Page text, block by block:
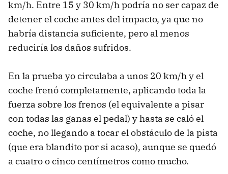
km/h. Entre 15 y 30 km/h podría no ser capaz de
detener el coche antes del impacto, ya que no
habría distancia suficiente, pero al menos
reduciría los daños sufridos.
En la prueba yo circulaba a unos 20 km/h y el
coche frenó completamente, aplicando toda la
fuerza sobre los frenos (el equivalente a pisar
con todas las ganas el pedal) y hasta se caló el
coche, no llegando a tocar el obstáculo de la pista
(que era blandito por si acaso), aunque se quedó
a cuatro o cinco centímetros como mucho.